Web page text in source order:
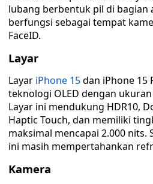
lubang berbentuk pil di bagian
berfungsi sebagai tempat
FaceID.
Layar
Layar iPhone 15dan iPhone 15
teknologi OLED dengan
Layar ini mendukung HDR10,
Haptic Touch, dan memiliki
maksimal mencapai 2.000 nits.
ini masih mempertahankan
Kamera